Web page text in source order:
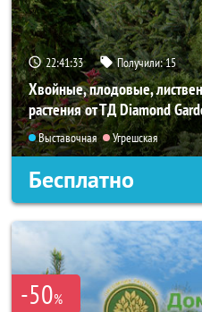
22:41:32 Получили:15
Хвойные, плодовые,
растения от ТД Diamond
Выставочная Угрешская
Бесплатно
-50%